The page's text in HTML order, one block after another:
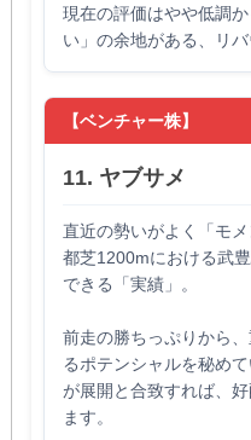
現在の評価はやや低調
い」の余地がある、リ
【ベンチャー株】
11. ヤブサメ
直近の勢いがよく「モ
都芝1200mにおける武
できる「実績」。
前走の勝ちっぷりから
るポテンシャルを秘め
が展開と合致すれば、
ます。